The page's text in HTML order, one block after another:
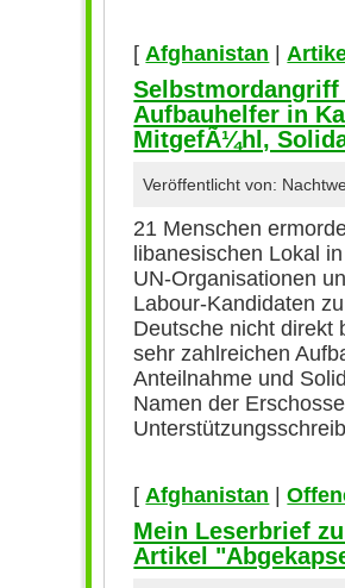
[Afghanistan |
Aufbauhelfer in
MitgefÃ¼hl,
Veröffentlicht von:
21 Menschen
libanesischen Lokal
UN-Organisationen
Labour-Kandidaten
Deutsche nicht direkt
sehr zahlreichen
Anteilnahme und
Namen der
[ Afghanistan |
Mein Leserbrief
Artikel